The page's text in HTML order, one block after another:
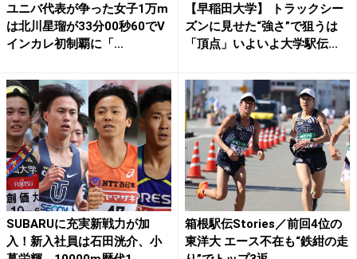
ユニバ代表が争った女子1万m
は北川星瑠が33分00秒60でV
インカレ初制覇に「...
【早稲田大学】 トラックシー
ズンに見せた“強さ”で狙うは
「頂点」いよいよ大学駅伝...
SUBARUに充実新戦力が加
入！新入社員は石田洸介、小
箱根駅伝Stories／前回4位の
東洋大 エース不在も“鉄紺の走